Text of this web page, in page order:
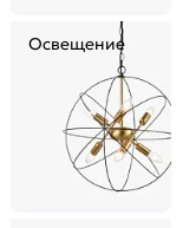
Освещение